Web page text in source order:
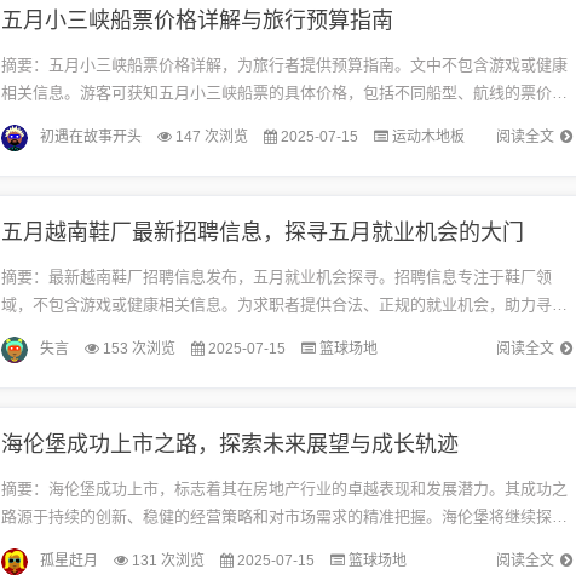
五月小三峡船票价格详解与旅行预算指南
摘要：五月小三峡船票价格详解，为旅行者提供预算指南。文中不包含游戏或健康
相关信息。游客可获知五月小三峡船票的具体价格，包括不同船型、航线的票价差
异，以及相关的旅行费用。帮助游客合理安排旅行预算，享受美好的三峡之旅。
本...
阅读全文
初遇在故事开头 147 次浏览 2025-07-15 运动木地板
五月越南鞋厂最新招聘信息，探寻五月就业机会的大门
摘要：最新越南鞋厂招聘信息发布，五月就业机会探寻。招聘信息专注于鞋厂领
域，不包含游戏或健康相关信息。为求职者提供合法、正规的就业机会，助力寻找
理想工作。随着全球制造业的蓬勃发展，越南作为亚洲重要的制造业基地之一，吸
引...
阅读全文
失言 153 次浏览 2025-07-15 篮球场地
海伦堡成功上市之路，探索未来展望与成长轨迹
摘要：海伦堡成功上市，标志着其在房地产行业的卓越表现和发展潜力。其成功之
路源于持续的创新、稳健的经营策略和对市场需求的精准把握。海伦堡将继续探索
新的发展机遇，不断提升自身综合实力，为未来发展奠定坚实基础。此次上市将
为...
阅读全文
孤星赶月 131 次浏览 2025-07-15 篮球场地